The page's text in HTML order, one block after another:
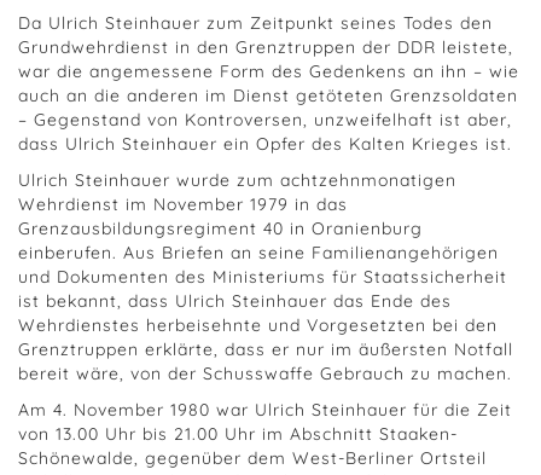
Da Ulrich Steinhauer zum Zeitpunkt seines Todes den
Grundwehrdienst in den Grenztruppen der DDR leistete,
war die angemessene Form des Gedenkens an ihn – wie
auch an die anderen im Dienst getöteten Grenzsoldaten
– Gegenstand von Kontroversen, unzweifelhaft ist aber,
dass Ulrich Steinhauer ein Opfer des Kalten Krieges ist.
Ulrich Steinhauer wurde zum achtzehnmonatigen
Wehrdienst im November 1979 in das
Grenzausbildungsregiment 40 in Oranienburg
einberufen. Aus Briefen an seine Familienangehörigen
und Dokumenten des Ministeriums für Staatssicherheit
ist bekannt, dass Ulrich Steinhauer das Ende des
Wehrdienstes herbeisehnte und Vorgesetzten bei den
Grenztruppen erklärte, dass er nur im äußersten Notfall
bereit wäre, von der Schusswaffe Gebrauch zu machen.
Am 4. November 1980 war Ulrich Steinhauer für die Zeit
von 13.00 Uhr bis 21.00 Uhr im Abschnitt Staaken-
Schönewalde, gegenüber dem West-Berliner Ortsteil